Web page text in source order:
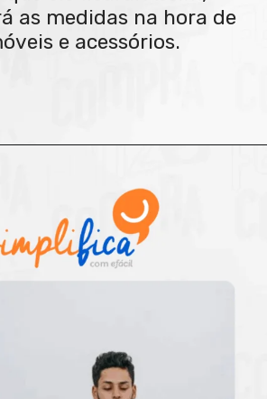
as medidas na hora de
e acessórios.